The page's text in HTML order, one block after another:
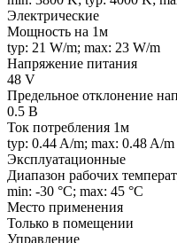
Электрические
Мощность на 1м
typ: 21 W/m; max: 23 W/m
Напряжение питания
48 V
Предельное отклонение
0.5 В
Ток потребления 1м
typ: 0.44 A/m; max: 0.48 A/m
Эксплуатационные
Диапазон рабочих
min: -30 °C; max: 45 °C
Место применения
Только в помещении
Управление